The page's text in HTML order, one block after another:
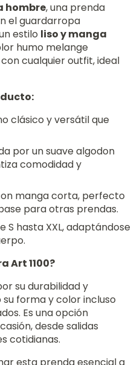
hombre, una prenda
el guardarropa
estilo liso y manga
humo melange
cualquier outfit, ideal
clásico y versátil que
por un suave algodon
comodidad y
manga corta, perfecto
para otras prendas.
S hasta XXL, adaptándose
Art 1100?
su durabilidad y
forma y color incluso
Es una opción
desde salidas
cotidianas.